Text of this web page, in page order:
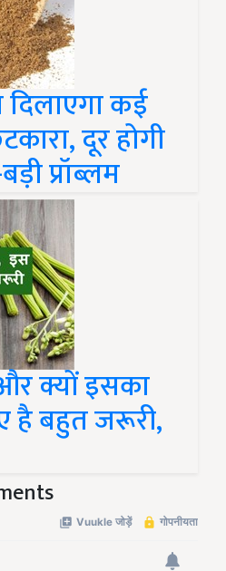
दिलाएगा कई
दूर होगी
प्रॉब्लम
क्यों इसका
है बहुत जरूरी,